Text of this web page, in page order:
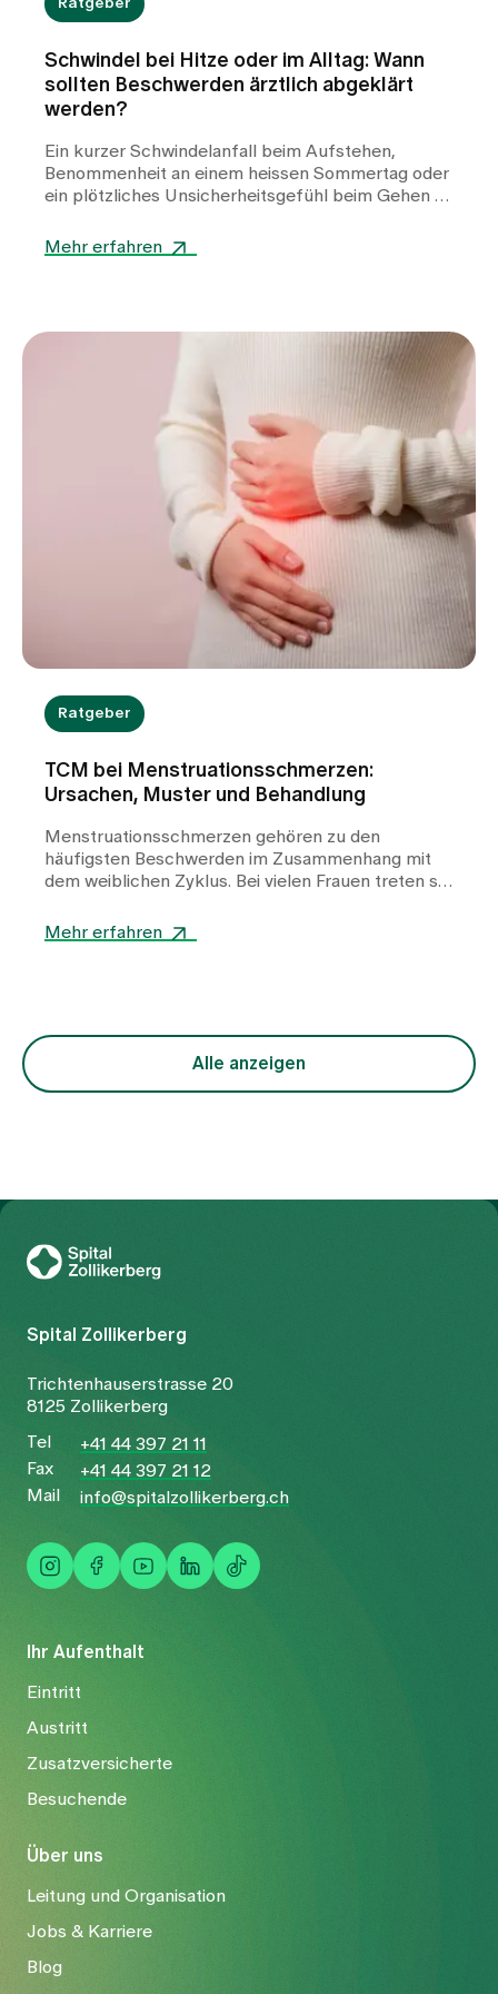
Ratgeber
Schwindel bei Hitze oder im Alltag: Wann
sollten Beschwerden ärztlich abgeklärt
werden?
Ein kurzer Schwindelanfall beim Aufstehen,
Benommenheit an einem heissen Sommertag oder
ein plötzliches Unsicherheitsgefühl beim Gehen –
Betroffene häufig verunsichern. Während Hitze
Ursachen dahinterstecken. Erfahren Sie, wann
Schwindel harmlos ist, welche Warnzeichen Sie
ernst nehmen sollten und wie wir Sie bei der
Abklärung unterstützen.
Mehr erfahren
Ratgeber
TCM bei Menstruationsschmerzen:
Ursachen, Muster und Behandlung
Menstruationsschmerzen gehören zu den
häufigsten Beschwerden im Zusammenhang mit
dem weiblichen Zyklus. Bei vielen Frauen treten sie
deutlich beeinträchtigen. In unserer TCM-Praxis
im Körper. Im Zentrum steht dabei die Frage,
warum der freie Fluss von Qi (Lebensenergie) und
Mehr erfahren
Alle anzeigen
Ihr Aufenthalt
Eintritt
Austritt
Zusatzversicherte
Besuchende
Über uns
Leitung und Organisation
Jobs & Karriere
Blog
Spital Zollikerberg
Trichtenhauserstrasse 20
8125 Zollikerberg
Tel
+41 44 397 21 11
Fax
+41 44 397 21 12
Mail
info@spitalzollikerberg.ch